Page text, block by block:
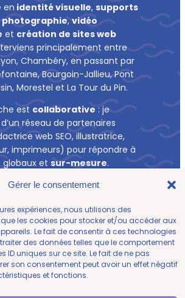
Gérer le consentement
expériences, nous utilisons des
les cookies pour stocker et/ou accéder aux
Le fait de consentir à ces technologies
des données telles que le comportement
ID uniques sur ce site. Le fait de ne pas
son consentement peut avoir un effet négatif
et fonctions.
en identité visuelle, supports
photographie,vidéo
et création de sites web
principalement entre
Chambéry, en passant par
Bourgoin-Jallieu, Pont
Morestel et La Tour du Pin.
est collaborative: je
réseau de partenaires
web SEO, illustratrice,
imprimeurs) pour répondre à
globaux et sur-mesure.
est pensée pour offrir
et la crédibilité des
que j’accompagne.
ici sont issus de ma précédente
en agence de comm’. Ce parcours a nourri
d’enrichir ma pratique actuelle.